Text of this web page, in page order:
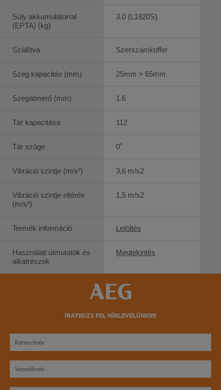
Súly akkumulátorral
(EPTA) (kg)
Szállítva
Szeg kapacitás (mm)
Szegátmérő (mm)
Tár kapacitása
Tár szöge
Vibráció szintje (m/s²)
Vibráció szintje eltérés
(m/s²)
Termék információ
Használati útmutatók és
alkatrészek
3.0 (L1820S)
Szerszámkoffer
25mm > 65mm
1.6
112
0˚
3,6 m/s2
1,5 m/s2
Letöltés
Megtekintés
IRATKOZZ FEL HÍRLEVELÜNKRE